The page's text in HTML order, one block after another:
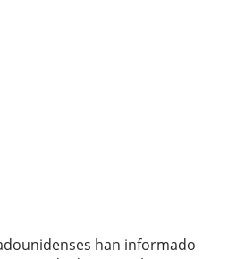
han informado